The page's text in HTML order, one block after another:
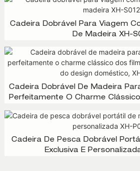
Cadeira Dobrável Para Viagem
De Madeira XH-
Cadeira Dobrável De Madeira
Perfeitamente O Charme
Cadeira De Pesca Dobrável
Exclusiva E